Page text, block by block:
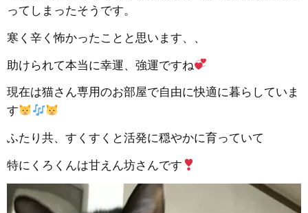
ってしまったそうです。
寒く辛く怖かったことと思います、、
助けられて本当に幸運、強運ですね
現在は猫さん専用のお部屋で自由に快適に暮らしていま
す
ふたり共、すくすくと活発に穏やかに育っていて
特にくろくんは甘えん坊さんです